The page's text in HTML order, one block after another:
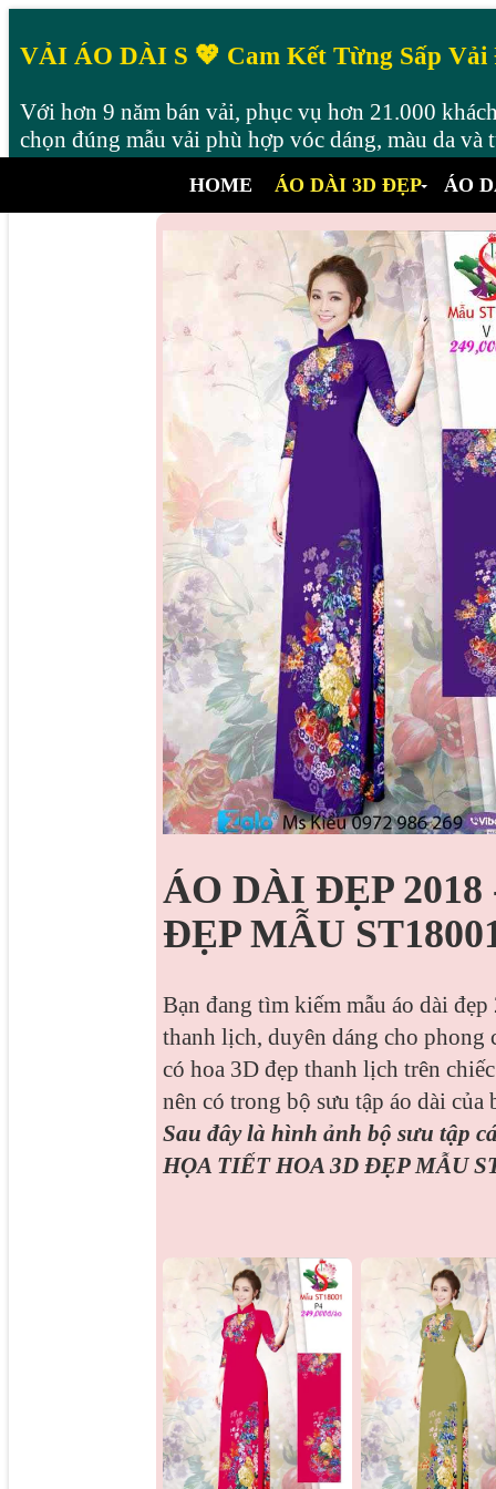
VẢI ÁO DÀI S 💖 Cam Kết Từng Sấp
Với hơn 9 năm bán vải, phục vụ hơn 21.000
chọn đúng mẫu vải phù hợp vóc dáng, màu da
HOME ÁO DÀI 3D ĐẸP ÁO
ÁO DÀI ĐẸP
ĐẸP MẪU
Bạn đang tìm kiếm mẫu áo dài
thanh lịch, duyên dáng cho phong
có hoa 3D đẹp thanh lịch trên
nên có trong bộ sưu tập áo dài của
Sau đây là hình ảnh bộ sưu tập
HỌA TIẾT HOA 3D ĐẸP MẪU